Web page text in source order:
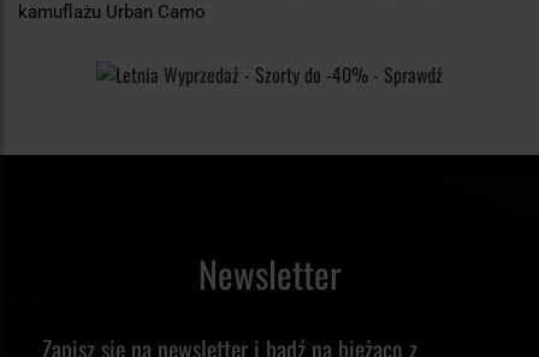
kamuflażu Urban Camo
Newsletter
Zapisz się na newsletter i bądź na bieżąco z